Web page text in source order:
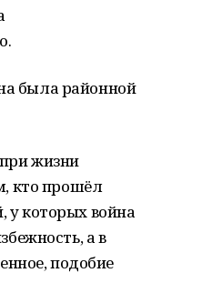
была районной
при жизни
кто прошёл
которых война
а в
подобие